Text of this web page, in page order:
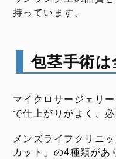
持っています。
包茎手術
マイクロサージェリ
で仕上がりがよく、
メンズライフクリニ
カット」の4種類があ